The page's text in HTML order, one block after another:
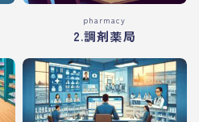
pharmacy
2.調剤薬局